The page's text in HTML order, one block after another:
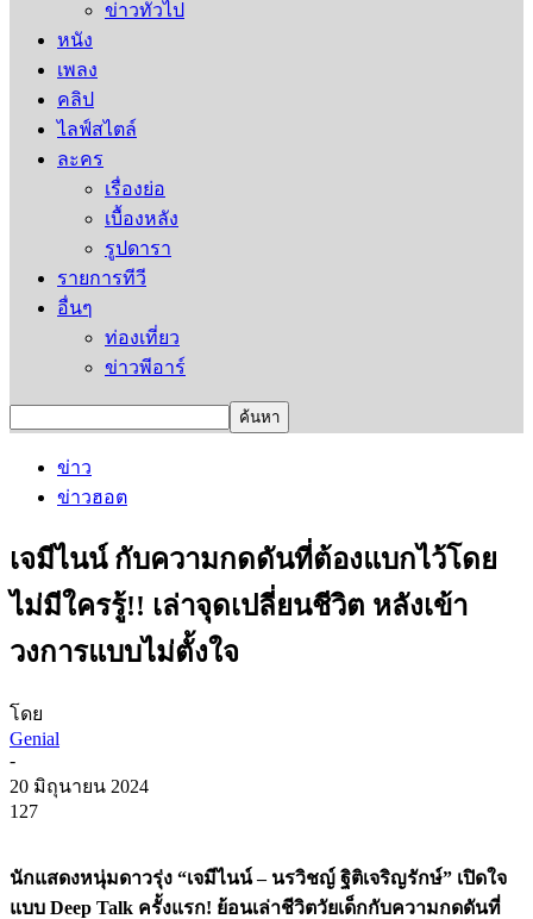
ข่าวทั่วไป
หนัง
เพลง
คลิป
ไลฟ์สไตล์
ละคร
เรื่องย่อ
เบื้องหลัง
รูปดารา
รายการทีวี
อื่นๆ
ท่องเที่ยว
ข่าวพีอาร์
ข่าว
ข่าวฮอต
เจมีไนน์ กับความกดดันที่ต้องแบกไว้โดย
ไม่มีใครรู้!! เล่าจุดเปลี่ยนชีวิต หลังเข้า
วงการแบบไม่ตั้งใจ
โดย
Genial
-
20 มิถุนายน 2024
127
นักแสดงหนุ่มดาวรุ่ง “เจมีไนน์ – นรวิชญ์ ฐิติเจริญรักษ์” เปิดใจ
แบบ Deep Talk ครั้งแรก! ย้อนเล่าชีวิตวัยเด็กกับความกดดันที่